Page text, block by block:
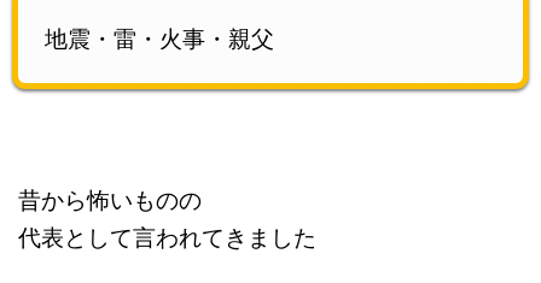
地震・雷・火事・親父
昔から怖いものの
代表として言われてきました